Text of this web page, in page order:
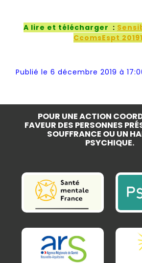
A lire et télécharger :
CcomsEspt
Publié le 6 décembre 2019 à
POUR UNE ACTION
FAVEUR DES PERSONNES
SOUFFRANCE OU UN
PSYCHIQUE.